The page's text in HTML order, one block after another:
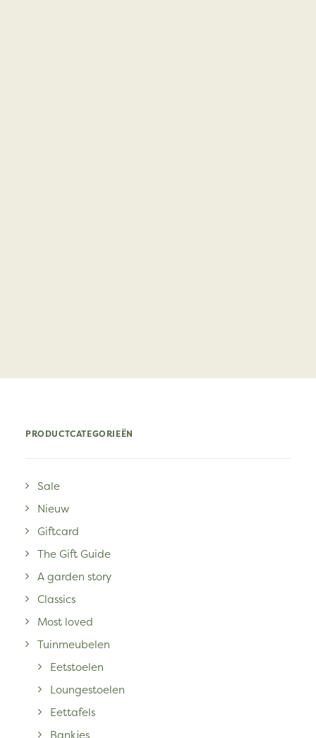
PRODUCTCATEGORIEËN
Sale
Nieuw
Giftcard
The Gift Guide
A garden story
Classics
Most loved
Tuinmeubelen
Eetstoelen
Loungestoelen
Eettafels
Bankjes